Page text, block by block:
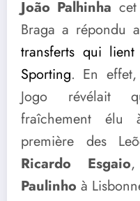
João Palhinha
Braga a répondu
transferts qui
Sporting. En
Jogo révélait
fraîchement
première des
Ricardo Esgaio
Paulinho à